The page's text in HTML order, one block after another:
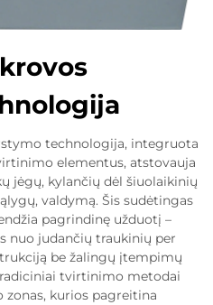
technologija, integruota
elementus, atstovauja
jėgų, kylančių dėl šiuolaikinių
valdymą. Šis sudėtingas
pagrindinę užduotį –
nuo judančių traukinių per
be žalingų įtempimų
tvirtinimo metodai
zonas, kurios pagreitina